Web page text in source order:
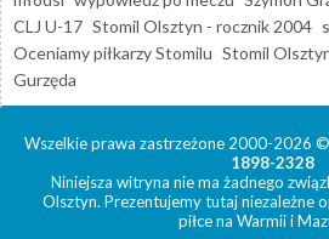
CLJ U-17 Stomil Olsztyn - rocznik 2004
Oceniamy piłkarzy Stomilu Stomil
Gurzęda
Wszelkie prawa zastrzeżone 2000-2026 ©
1898-2328
Niniejsza witryna nie ma żadnego
Olsztyn. Prezentujemy tutaj niezależne
piłce na Warmii i